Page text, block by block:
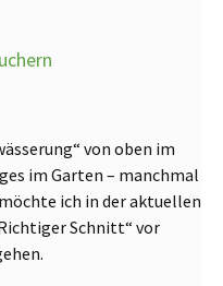
von oben im
im Garten – manchmal
ich in der aktuellen
Schnitt“ vor